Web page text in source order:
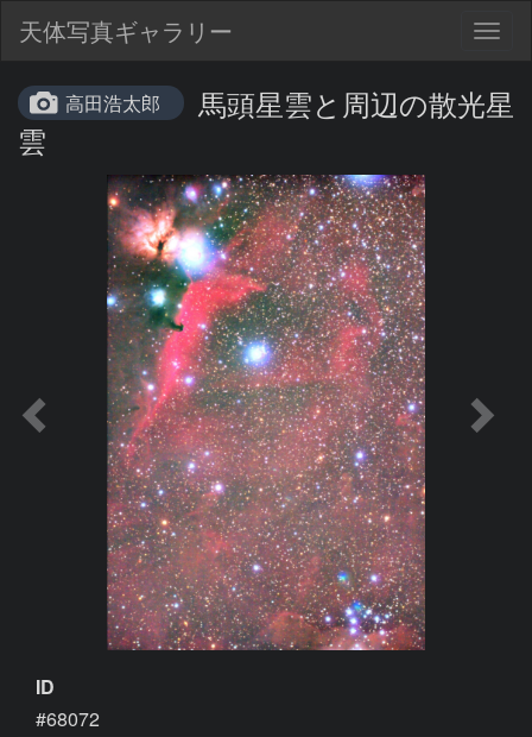
天体写真ギャラリー
高田浩太郎
馬頭星雲と周辺の散光星
雲
ID
#68072